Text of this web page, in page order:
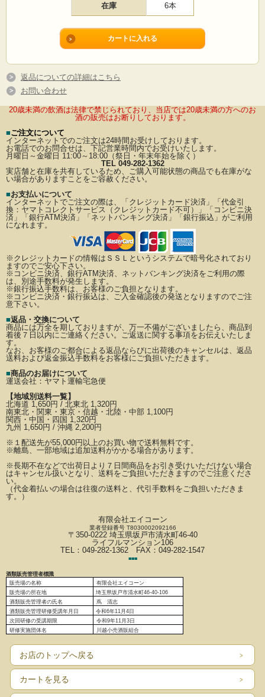
在庫 6本
返品についての詳細はこちら
お問い合わせ
20歳未満の飲酒は法律で禁じられており、当店では20歳未満の方へのお
酒の販売はお断りしております。
■ご注文について
インターネットでのご注文は24時間お受けしております。
お電話でのお問合せは、下記営業時間内でお受けいたします。
月曜日～金曜日 11:00～18:00（祭日・年末年始を除く）
TEL 049-282-1362
実店舗と在庫を共有しているため、ご購入可能状態の商品でも在庫がな
い場合がありますことをご容赦ください。
■お支払いについて
インターネットでご注文の際は、「クレジットカード決済」「代金引
換：ヤマトコレクトサービス（クレジットカード不可）」
「コンビニ決
済」「銀行ATM決済」「ネットバンキング決済」「銀行振込」がご利用
になれます。
※クレジットカードの情報はＳＳＬというシステムで暗号化されており
ますのでご安心下さい。
※コンビニ決済、銀行ATM決済、ネットバンキング決済をご利用の際
は、別途手数料が発生します。
※銀行振込手数料は、お客様のご負担となります。
※コンビニ決済・銀行振込は、ご入金確認後の発送となりますのでご注
意下さい。
■返品・交換について
商品には万全を期しておりますが、万一不備がございましたら、商品到
着後７日以内にご連絡ください。 ご返送に関する事項をお伝えいたしま
す。
なお、お客様のご都合による返品ならびに出荷後のキャンセルは、返品
送料および返金振込手数料をお客様にご負担いただきます。
■商品のお届けについて
運送会社： ヤマト運輸宅急便
【地域別送料一覧】
北海道 1,650円 / 北東北 1,320円
南東北・関東・東京・信越・北陸・中部 1,100円
関西・中国・四国 1,320円
九州 1,650円 / 沖縄 2,200円
※ １配送先が55,000円以上のお買い物で送料無料です。
※離島、一部地域は追加送料がかかる場合があります。
※長期不在などで出荷日より７日間商品をお引き受けいただけない場合
はキャンセル扱いとなり、 送料をご負担いただきますのでご注意くださ
い。
（代金着払いの場合は往復の送料と、代引手数料をご負担いただきま
す。）
有限会社エイコーン
業者登録番号 T8030002092166
〒350-0222 埼玉県坂戸市清水町46-40
ライフルマンション106
TEL：049-282-1362 FAX：049-282-1547
■■■
酒類販売管理者標識
販売場の名称
有限会社エイコーン
販売場の所在地
埼玉県坂戸市清水町46-40-106
酒類販売管理者の氏名
蔦 清志
酒類販売管理研修受講年月日
令和6年11月4日
次回研修の受講期限
令和9年11月3日
研修実施団体名
川越小売酒販組合
お店のトップへ戻る
カートを見る